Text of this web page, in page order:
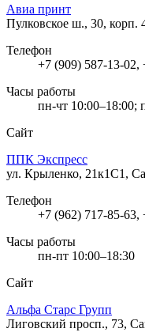
Авиа принт
Пулковское ш., 30, корп.
Телефон
+7 (909) 587-13-02,
Часы работы
пн-чт 10:00–18:00;
Сайт
ППК Экспресс
ул. Крыленко, 21к1С1,
Телефон
+7 (962) 717-85-63,
Часы работы
пн-пт 10:00–18:30
Сайт
Альфа Старс Групп
Лиговский просп., 73,